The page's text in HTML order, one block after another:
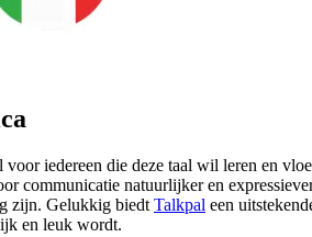
voor iedereen die deze taal wil leren en
communicatie natuurlijker en
zijn. Gelukkig biedt Talkpal een
en leuk wordt.